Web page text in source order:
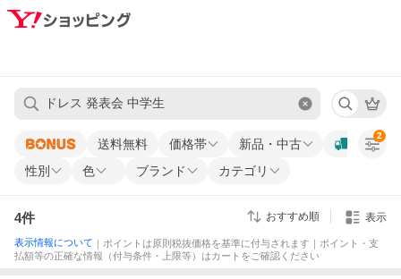
送料無料 価格帯
新品・中古
性別
色 ブランド カテゴリ
2
4件 おすすめ順 表示
表示情報について ｜ポイントは原則税抜価格を基準に付与されます｜ポイント・支
払額等の正確な情報（付与条件・上限等）はカートをご確認ください